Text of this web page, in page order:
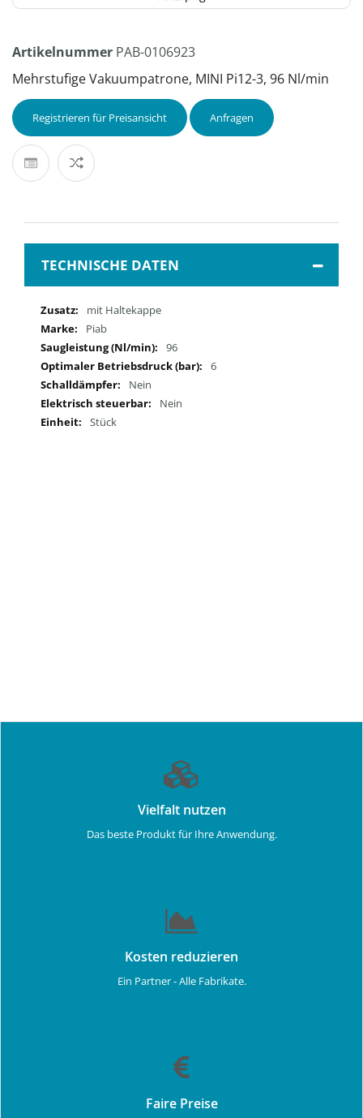
Artikelnummer PAB-0106923
Mehrstufige Vakuumpatrone, MINI Pi12-3, 96 Nl/min
Registrieren für Preisansicht Anfragen
TECHNISCHE DATEN
Mehr
Informationen
mit Haltekappe
Piab
96
6
Nein
Nein
Stück
Vielfalt nutzen
Das beste Produkt für Ihre Anwendung.
Kosten reduzieren
Ein Partner - Alle Fabrikate.
Faire Preise